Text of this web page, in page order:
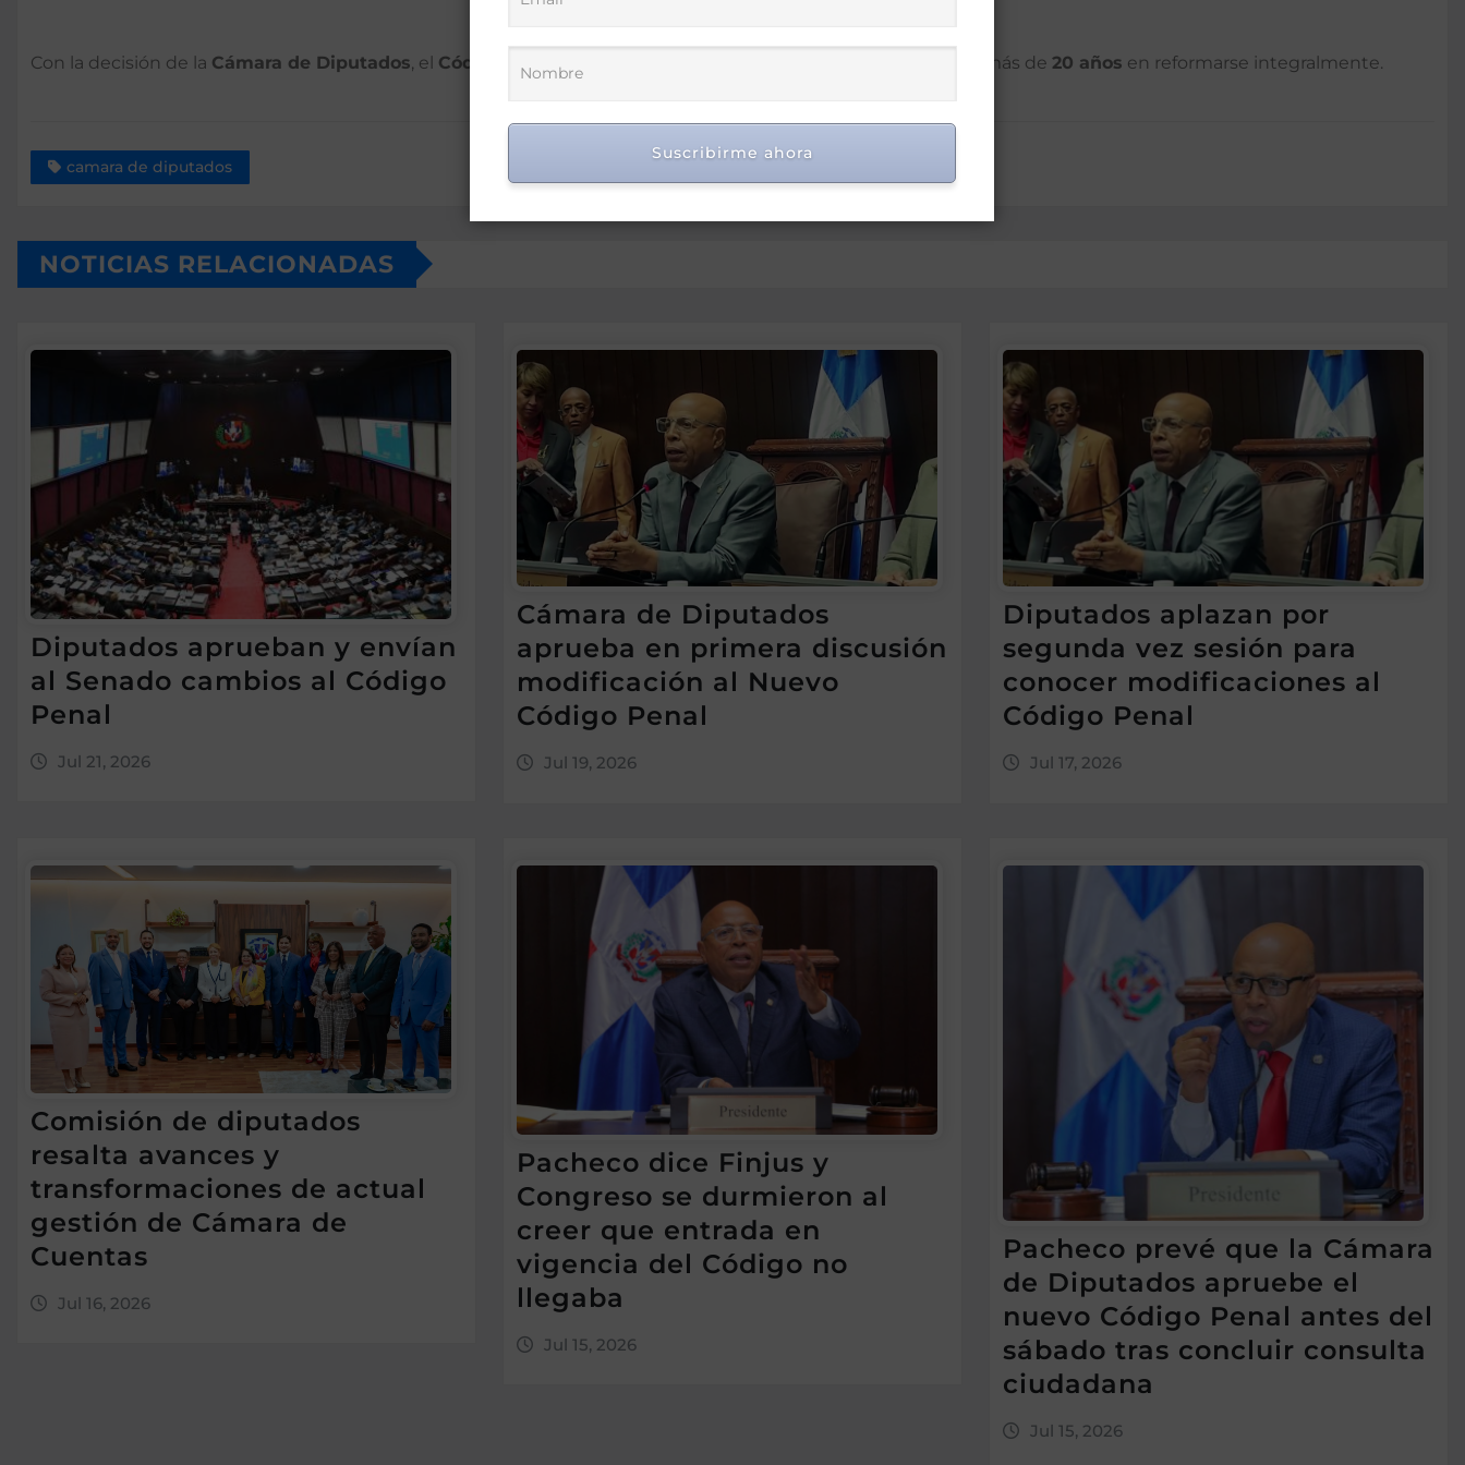
Con la decisión de la Cámara de Diputados, el Código Penalvuelve a debatirse en el , donde tardó más de 20 años en reformarse integralmente.
camara de diputados
NOTICIAS RELACIONADAS
Diputados aprueban y envían
al Senado cambios al Código
Penal
Jul 21, 2026
Cámara de Diputados
aprueba en primera discusión
modificación al Nuevo
Código Penal
Jul 19, 2026
Diputados aplazan por
segunda vez sesión para
conocer modificaciones al
Código Penal
Jul 17, 2026
Comisión de diputados
resalta avances y
transformaciones de actual
gestión de Cámara de
Cuentas
Jul 16, 2026
Pacheco dice Finjus y
Congreso se durmieron al
creer que entrada en
vigencia del Código no
llegaba
Jul 15, 2026
Pacheco prevé que la Cámara
de Diputados apruebe el
nuevo Código Penal antes del
sábado tras concluir consulta
ciudadana
Jul 15, 2026
Suscribirme ahora